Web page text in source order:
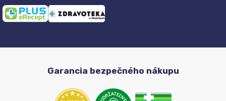
Garancia bezpečného nákupu